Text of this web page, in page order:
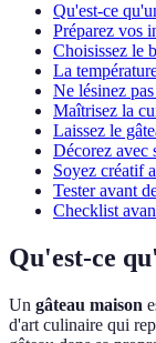
Qu'est-ce
Préparez vos
Choisissez le
La
Ne lésinez
Maîtrisez la
Laissez le
Décorez avec
Soyez créatif
Tester avant
Checklist
Qu'est-ce
Un gâteau maison
d'art culinaire qui